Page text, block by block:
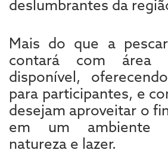
deslumbrantes da
Mais do que a
contará com área
disponível,
para participantes, e
desejam aproveitar o
em um ambiente
natureza e lazer.